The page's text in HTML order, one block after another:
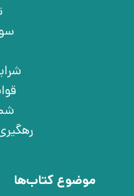
موضوع کتاب‌ها